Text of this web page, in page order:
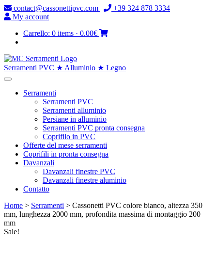
contact@cassonettipvc.com |
+39 324 878 3334
My account
Carrello: 0 items · 0.00€
Serramenti PVC ★ Alluminio ★ Legno
Serramenti
Serramenti PVC
Serramenti alluminio
Persiane in alluminio
Serramenti PVC pronta consegna
Coprifilo in PVC
Offerte del mese serramenti
Coprifili in pronta consegna
Davanzali
Davanzali finestre PVC
Davanzali finestre aluminio
Contatto
Home > Serramenti > Cassonetti PVC colore bianco, altezza 350
mm, lunghezza 2000 mm, profondita massima di montaggio 200
mm
Sale!